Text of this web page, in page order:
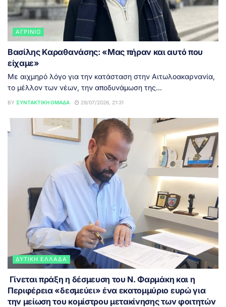
ΑΓΡΊΝΙΟ
Βασίλης Καραθανάσης: «Μας πήραν και αυτό που
είχαμε»
Με αιχμηρό λόγο για την κατάσταση στην Αιτωλοακαρνανία,
το μέλλον των νέων, την αποδυνάμωση της...
BY ΣΥΝΤΑΚΤΙΚΉ ΟΜΆΔΑ 29/07/2026, 21:31
ΔΥΤΙΚΉ ΕΛΛΆΔΑ
Γίνεται πράξη η δέσμευση του Ν. Φαρμάκη και η
Περιφέρεια «δεσμεύει» ένα εκατομμύριο ευρώ για
την μείωση του κομίστρου μετακίνησης των φοιτητών